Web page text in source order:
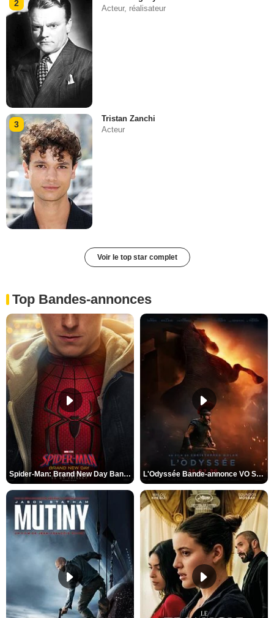
2
Acteur, réalisateur
3
Tristan Zanchi
Acteur
Voir le top star complet
Top Bandes-annonces
Spider-Man: Brand New Day Bande-annonce VO STFR L'Odyssée Bande-annonce VO STFR